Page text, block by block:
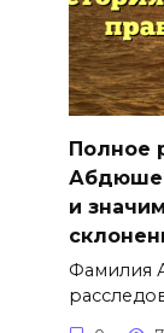
Полное
и
Фамилия